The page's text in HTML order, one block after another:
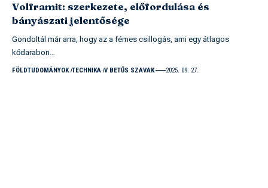
Volframit: szerkezete, előfordulása és
bányászati jelentősége
Gondoltál már arra, hogy az a fémes csillogás, ami egy átlagos
kődarabon…
FÖLDTUDOMÁNYOK TECHNIKA V BETŰS SZAVAK 2025. 09. 27.